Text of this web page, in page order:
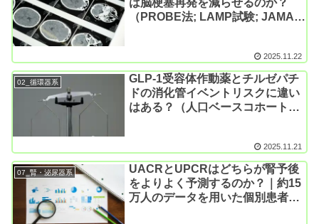
は脳梗塞再発を減らせるのか？
（PROBE法; LAMP試験; JAMA
2025.11.22
02_循環器系
GLP-1受容体作動薬とチルゼパチ
ドの消化管イベントリスクに違い
はある？（人口ベースコホート研
2025.11.21
07_腎・泌尿器系
UACRとUPCRはどちらが腎予後
をよりよく予測するのか？｜約15
万人のデータを用いた個別患者レ